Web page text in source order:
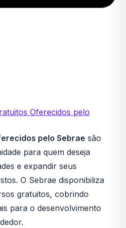
Oferecidos pelo
pelo Sebrae são
para quem deseja
e expandir seus
O Sebrae disponibiliza
gratuitos, cobrindo
para o desenvolvimento